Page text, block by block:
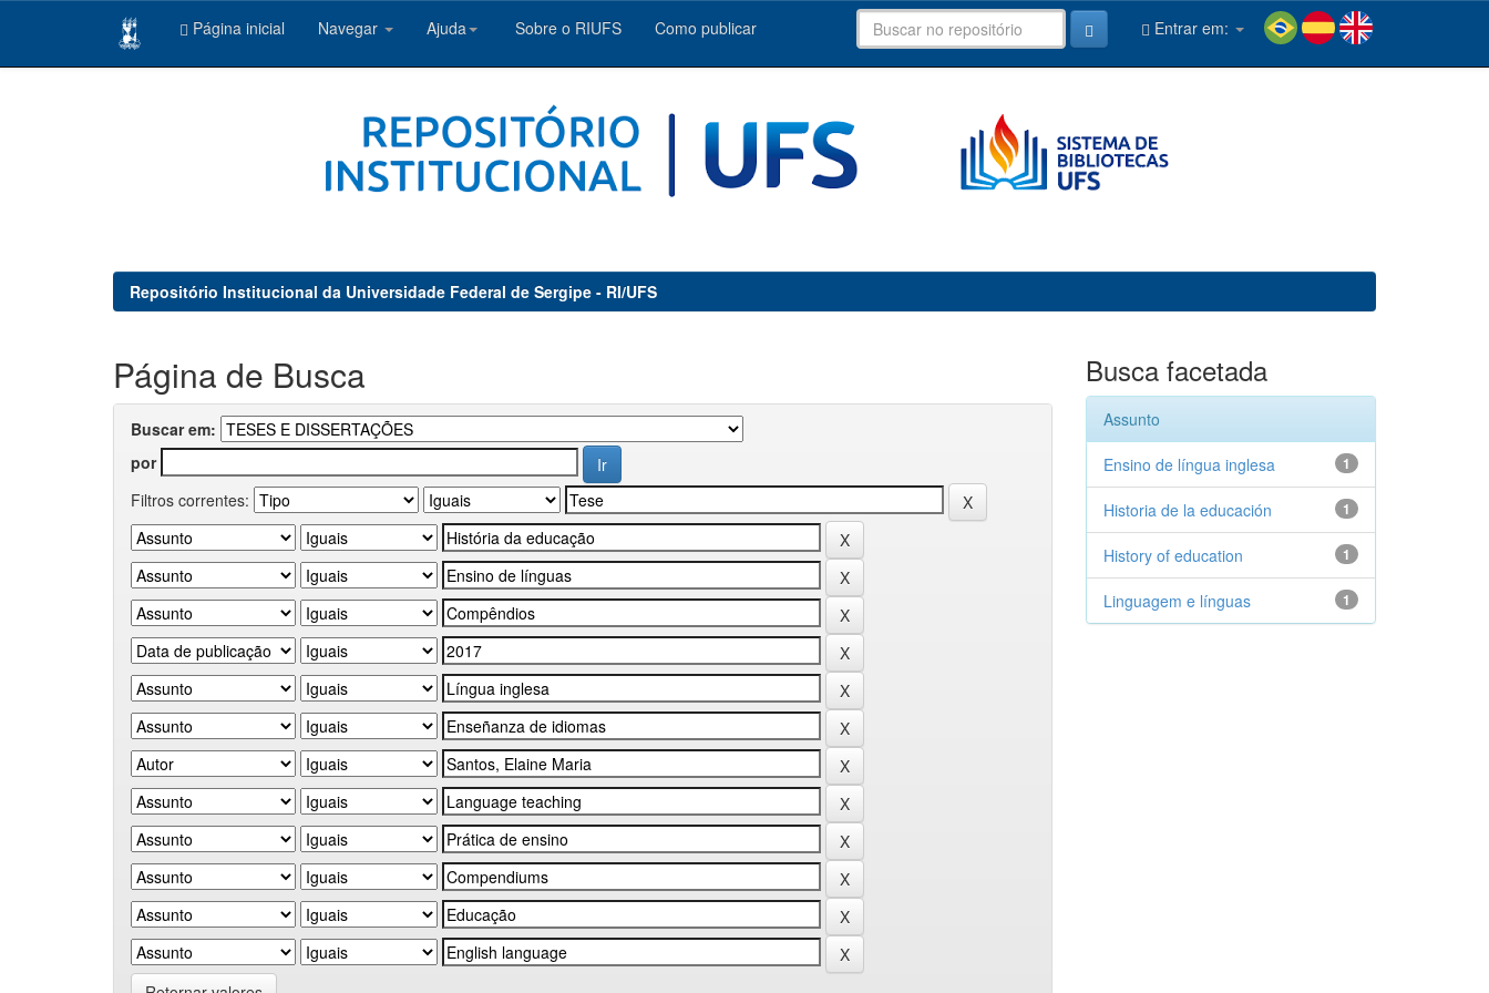
Página inicial Navegar Ajuda Sobre o RIUFS Como publicar Entrar em:
Repositório Institucional da Universidade Federal de Sergipe - RI/UFS
Página de Busca
Buscar em:
por
Filtros correntes:
Busca facetada
Assunto
1
Ensino de língua inglesa
1
Historia de la educación
1
History of education
1
Linguagem e línguas